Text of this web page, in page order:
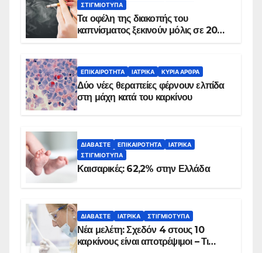
ΣΤΙΓΜΙΌΤΥΠΑ
Τα οφέλη της διακοπής του
καπνίσματος ξεκινούν μόλις σε 20
ΕΠΙΚΑΙΡΌΤΗΤΑ ΙΑΤΡΙΚΆ ΚΥΡΙΑ ΑΡΘΡΑ
Δύο νέες θεραπείες φέρνουν ελπίδα
στη μάχη κατά του καρκίνου
ΔΙΑΒΆΣΤΕ ΕΠΙΚΑΙΡΌΤΗΤΑ
ΙΑΤΡΙΚΆ
ΣΤΙΓΜΙΌΤΥΠΑ
Καισαρικές: 62,2% στην Ελλάδα
ΔΙΑΒΆΣΤΕ ΙΑΤΡΙΚΆ ΣΤΙΓΜΙΌΤΥΠΑ
Νέα μελέτη: Σχεδόν 4 στους 10
καρκίνους είναι αποτρέψιμοι – Τι